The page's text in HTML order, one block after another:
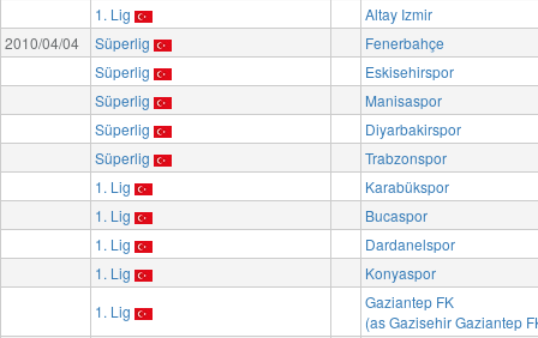
1. Lig
Altay Izmir
2010/04/04
Süperlig
Fenerbahçe
Süperlig
Eskisehirspor
Süperlig
Manisaspor
Süperlig
Diyarbakirspor
Süperlig
Trabzonspor
1. Lig
Karabükspor
1. Lig
Bucaspor
1. Lig
Dardanelspor
1. Lig
Konyaspor
1. Lig
Gaziantep FK
(as Gazisehir Gaziantep